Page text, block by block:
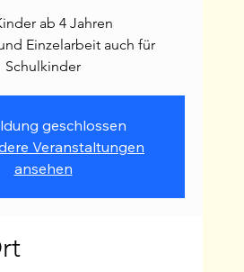
ab 4 Jahren
Einzelarbeit auch für
Schulkinder
geschlossen
Veranstaltungen
ansehen